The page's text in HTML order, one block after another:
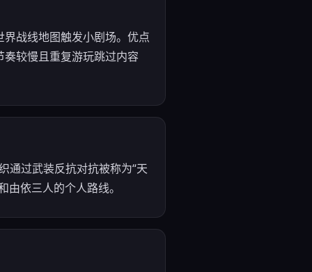
战线地图触发小剧场。优点
较慢且重复游玩跳过内容
通过武装反抗对抗被称为“天
依三人的个人路线。